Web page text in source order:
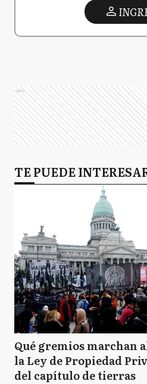
Ads
TE PUEDE
Qué gremios marchan
la Ley de Propiedad
del capítulo de tierras